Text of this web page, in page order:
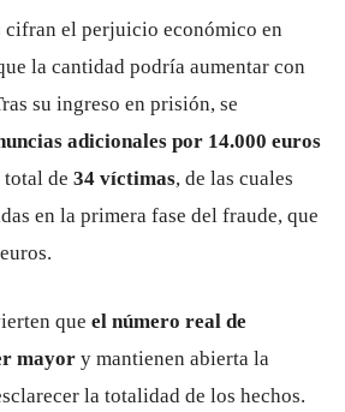
cifran el perjuicio económico en
la cantidad podría aumentar con
su ingreso en prisión, se
adicionales por 14.000 euros
total de 34 víctimas, de las cuales
en la primera fase del fraude, que
que el número real de
mayor y mantienen abierta la
la totalidad de los hechos.